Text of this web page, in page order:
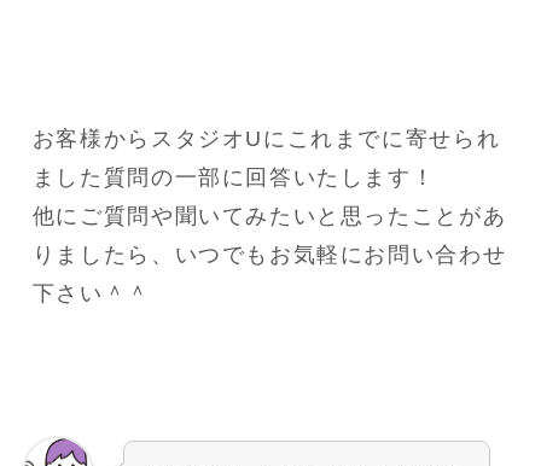
お客様からスタジオUにこれまでに寄せられ
ました質問の一部に回答いたします！
他にご質問や聞いてみたいと思ったことがあ
りましたら、いつでもお気軽にお問い合わせ
下さい＾＾